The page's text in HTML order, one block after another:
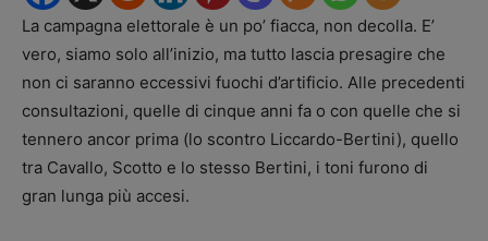
La campagna elettorale è un po’ fiacca, non decolla. E’
vero, siamo solo all’inizio, ma tutto lascia presagire che
non ci saranno eccessivi fuochi d’artificio. Alle precedenti
consultazioni, quelle di cinque anni fa o con quelle che si
tennero ancor prima (lo scontro Liccardo-Bertini), quello
tra Cavallo, Scotto e lo stesso Bertini, i toni furono di
gran lunga più accesi.